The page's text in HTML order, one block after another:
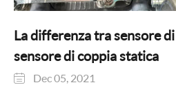
La differenza tra sensore
sensore di coppia statica

Dec 05, 2021